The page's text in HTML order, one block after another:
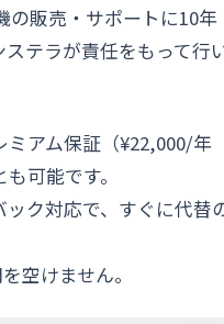
の販売・サポートに10年
テラが責任をもって行
ミアム保証（¥22,000/
可能です。
ク対応で、すぐに代替
空けません。